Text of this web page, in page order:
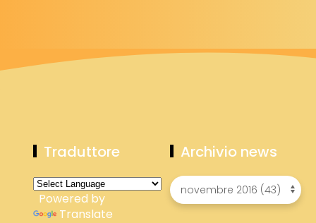
Traduttore
Powered by
Translate
Archivio news